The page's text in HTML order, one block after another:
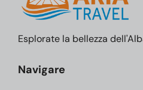
Esplorate la bellezza
Navigare